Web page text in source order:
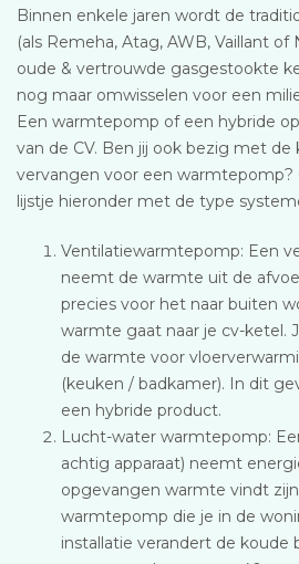
Binnen enkele jaren wordt de
(als Remeha, Atag, AWB, Vaillant
oude & vertrouwde gasgestookte
nog maar omwisselen voor een
Een warmtepomp of een hybride
van de CV. Ben jij ook bezig met de
vervangen voor een warmtepomp?
lijstje hieronder met de type
Ventilatiewarmtepomp: Een
neemt de warmte uit de
precies voor het naar buiten
warmte gaat naar je cv-ketel.
de warmte voor
(keuken / badkamer). In dit
een hybride product.
Lucht-water warmtepomp:
achtig apparaat) neemt
opgevangen warmte vindt
warmtepomp die je in de
installatie verandert de koude